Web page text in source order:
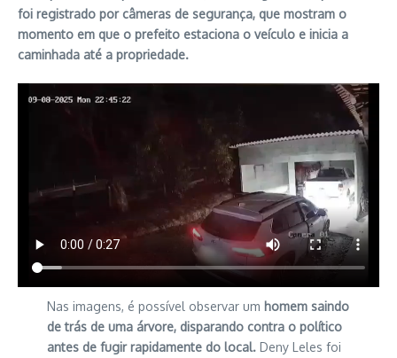
foi registrado por câmeras de segurança, que mostram o
momento em que o prefeito estaciona o veículo e inicia a
caminhada até a propriedade.
Nas imagens, é possível observar um homem saindo
de trás de uma árvore, disparando contra o político
antes de fugir rapidamente do local.Deny Leles foi